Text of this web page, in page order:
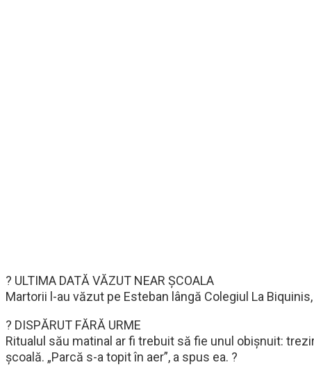
? ULTIMA DATĂ VĂZUT NEAR ȘCOALA
Martorii l-au văzut pe Esteban lângă Colegiul La
? DISPĂRUT FĂRĂ URME
Ritualul său matinal ar fi trebuit să fie unul obișnuit:
școală. „Parcă s-a topit în aer”, a spus ea. ?